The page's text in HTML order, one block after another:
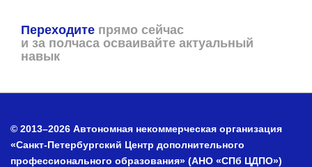
Переходите прямо сейчас
и за полчаса осваивайте актуальный
навык
© 2013–2026 Автономная некоммерческая организация
«Санкт-Петербургский Центр дополнительного
профессионального образования» (АНО «СПб ЦДПО»)